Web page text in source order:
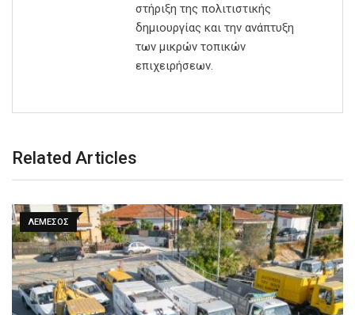
στήριξη της πολιτιστικής
δημιουργίας και την ανάπτυξη
των μικρών τοπικών
επιχειρήσεων.
Related Articles
ΛΕΜΕΣΟΣ